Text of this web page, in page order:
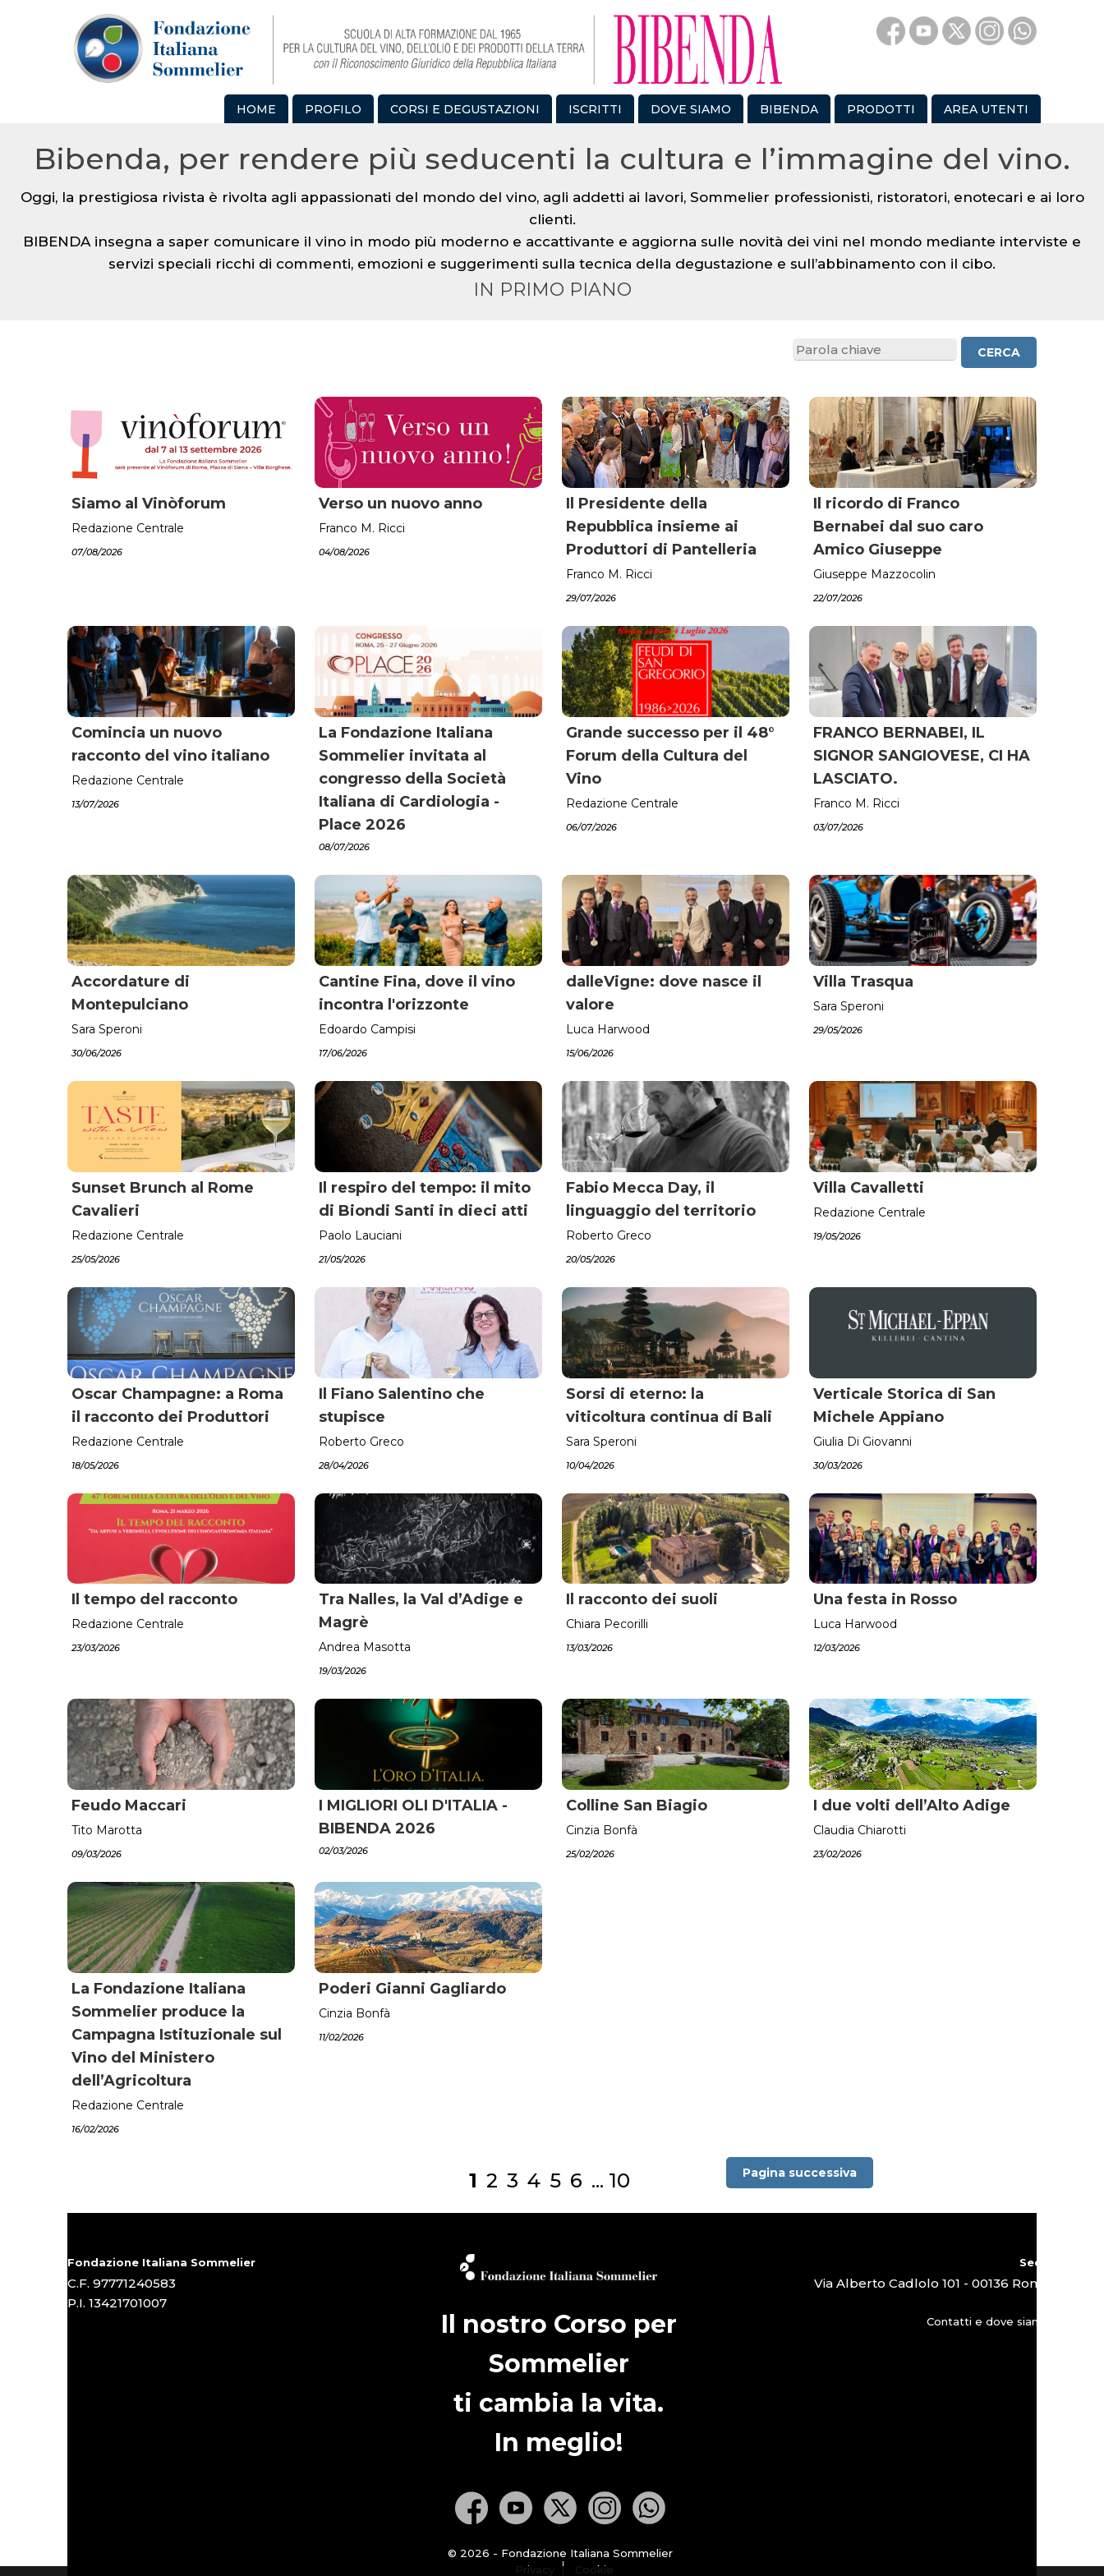
HOME PROFILO CORSI E DEGUSTAZIONI ISCRITTI DOVE SIAMO BIBENDA PRODOTTI AREA UTENTI
Bibenda, per rendere più seducenti la cultura e l’immagine del vino.
Oggi, la prestigiosa rivista è rivolta agli appassionati del mondo del vino, agli addetti ai lavori, Sommelier professionisti, ristoratori, enotecari e ai loro
clienti.
BIBENDA insegna a saper comunicare il vino in modo più moderno e accattivante e aggiorna sulle novità dei vini nel mondo mediante interviste e
servizi speciali ricchi di commenti, emozioni e suggerimenti sulla tecnica della degustazione e sull’abbinamento con il cibo.
IN PRIMO PIANO
Siamo al Vinòforum
Redazione Centrale
07/08/2026
Verso un nuovo anno
Franco M. Ricci
04/08/2026
Il Presidente della
Repubblica insieme ai
Produttori di Pantelleria
Franco M. Ricci
29/07/2026
Il ricordo di Franco
Bernabei dal suo caro
Amico Giuseppe
Giuseppe Mazzocolin
22/07/2026
Comincia un nuovo
racconto del vino italiano
Redazione Centrale
13/07/2026
La Fondazione Italiana
Sommelier invitata al
congresso della Società
Italiana di Cardiologia -
Place 2026
08/07/2026
Grande successo per il 48°
Forum della Cultura del
Vino
Redazione Centrale
06/07/2026
FRANCO BERNABEI, IL
SIGNOR SANGIOVESE, CI HA
LASCIATO.
Franco M. Ricci
03/07/2026
Accordature di
Montepulciano
Sara Speroni
30/06/2026
Cantine Fina, dove il vino
incontra l'orizzonte
Edoardo Campisi
17/06/2026
dalleVigne: dove nasce il
valore
Luca Harwood
15/06/2026
Villa Trasqua
Sara Speroni
29/05/2026
Sunset Brunch al Rome
Cavalieri
Redazione Centrale
25/05/2026
Il respiro del tempo: il mito
di Biondi Santi in dieci atti
Paolo Lauciani
21/05/2026
Fabio Mecca Day, il
linguaggio del territorio
Roberto Greco
20/05/2026
Villa Cavalletti
Redazione Centrale
19/05/2026
Oscar Champagne: a Roma
il racconto dei Produttori
Redazione Centrale
18/05/2026
Il Fiano Salentino che
stupisce
Roberto Greco
28/04/2026
Sorsi di eterno: la
viticoltura continua di Bali
Sara Speroni
10/04/2026
Verticale Storica di San
Michele Appiano
Giulia Di Giovanni
30/03/2026
Il tempo del racconto
Redazione Centrale
23/03/2026
Tra Nalles, la Val d’Adige e
Magrè
Andrea Masotta
19/03/2026
Il racconto dei suoli
Chiara Pecorilli
13/03/2026
Una festa in Rosso
Luca Harwood
12/03/2026
Feudo Maccari
Tito Marotta
09/03/2026
I MIGLIORI OLI D'ITALIA -
BIBENDA 2026
02/03/2026
Colline San Biagio
Cinzia Bonfà
25/02/2026
I due volti dell’Alto Adige
Claudia Chiarotti
23/02/2026
La Fondazione Italiana
Sommelier produce la
Campagna Istituzionale sul
Vino del Ministero
dell’Agricoltura
Redazione Centrale
16/02/2026
Poderi Gianni Gagliardo
Cinzia Bonfà
11/02/2026
1 2 3 4 5 6 ... 10 Pagina successiva
Fondazione Italiana Sommelier
C.F. 97771240583
P.I. 13421701007
Il nostro Corso per
Sommelier
ti cambia la vita.
In meglio!
Sede
Via Alberto Cadlolo 101 - 00136 Roma
Contatti e dove siamo
© 2026 - Fondazione Italiana Sommelier
Privacy
Cookie